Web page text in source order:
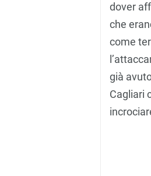
dover
che
come
già
Cagliari